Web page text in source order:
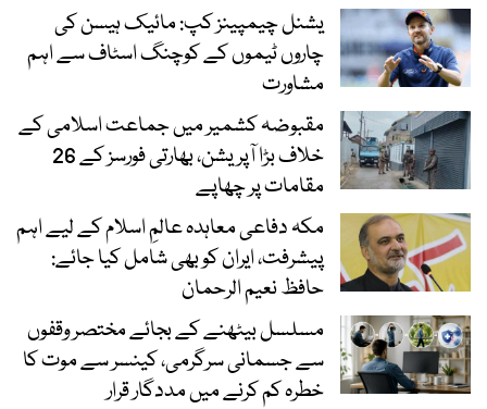
یشنل چیمپینز کپ: مائیک ہیسن کی
چاروں ٹیموں کے کوچنگ اسٹاف سے اہم
مشاورت
مقبوضہ کشمیر میں جماعت اسلامی کے
خلاف بڑا آپریشن، بھارتی فورسز کے 26
مقامات پر چھاپے
مکہ دفاعی معاہدہ عالمِ اسلام کے لیے اہم
پیشرفت، ایران کو بھی شامل کیا جائے:
حافظ نعیم الرحمان
مسلسل بیٹھنے کے بجائے مختصر وقفوں
سے جسمانی سرگرمی، کینسر سے موت کا
خطرہ کم کرنے میں مددگار قرار